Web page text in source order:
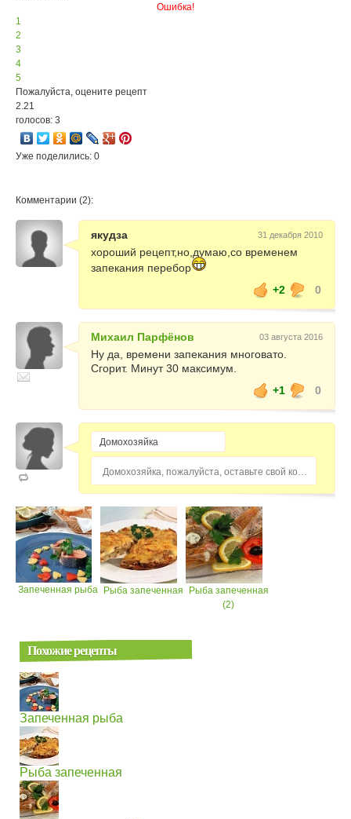
Ошибка!
1
2
3
4
5
Пожалуйста, оцените рецепт
2.21
голосов: 3
Уже поделились: 0
Комментарии (2):
якудза 31 декабря 2010
хороший рецепт,но,думаю,со временем
запекания перебор
+2
0
Михаил Парфёнов 03 августа 2016
Ну да, времени запекания многовато.
Сгорит. Минут 30 максимум.
+1
0
Домохозяйка, пожалуйста, оставьте свой комментарий...
Запеченная рыба Рыба запеченная
Рыба запеченная
(2)
Похожие рецепты
Запеченная рыба
Рыба запеченная